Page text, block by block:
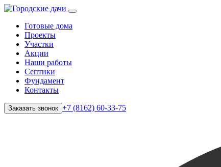
Готовые дома
Проекты
Участки
Акции
Наши работы
Септики
Фундамент
Контакты
Заказать звонок +7 (8162) 60-33-75